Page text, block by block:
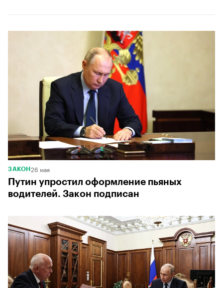
ЗАКОН 26 мая
Путин упростил оформление пьяных
водителей. Закон подписан